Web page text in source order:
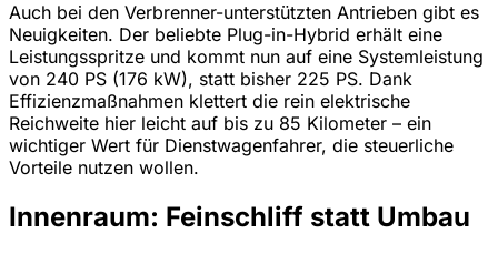
Auch bei den Verbrenner-unterstützten Antrieben gibt es
Neuigkeiten. Der beliebte Plug-in-Hybrid erhält eine
Leistungsspritze und kommt nun auf eine Systemleistung
von 240 PS (176 kW), statt bisher 225 PS. Dank
Effizienzmaßnahmen klettert die rein elektrische
Reichweite hier leicht auf bis zu 85 Kilometer – ein
wichtiger Wert für Dienstwagenfahrer, die steuerliche
Vorteile nutzen wollen.
Innenraum: Feinschliff statt Umbau